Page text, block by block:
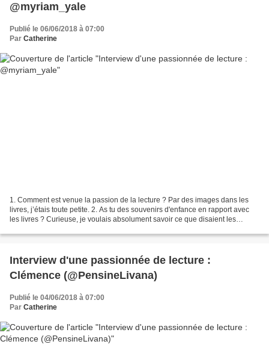
@myriam_yale
Publié le 06/06/2018 à 07:00
Par Catherine
1. Comment est venue la passion de la lecture ? Par des images dans les
livres, j’étais toute petite. 2. As tu des souvenirs d'enfance en rapport avec
les livres ? Curieuse, je voulais absolument savoir ce que disaient les
Interview d'une passionnée de lecture :
Clémence (@PensineLivana)
Publié le 04/06/2018 à 07:00
Par Catherine